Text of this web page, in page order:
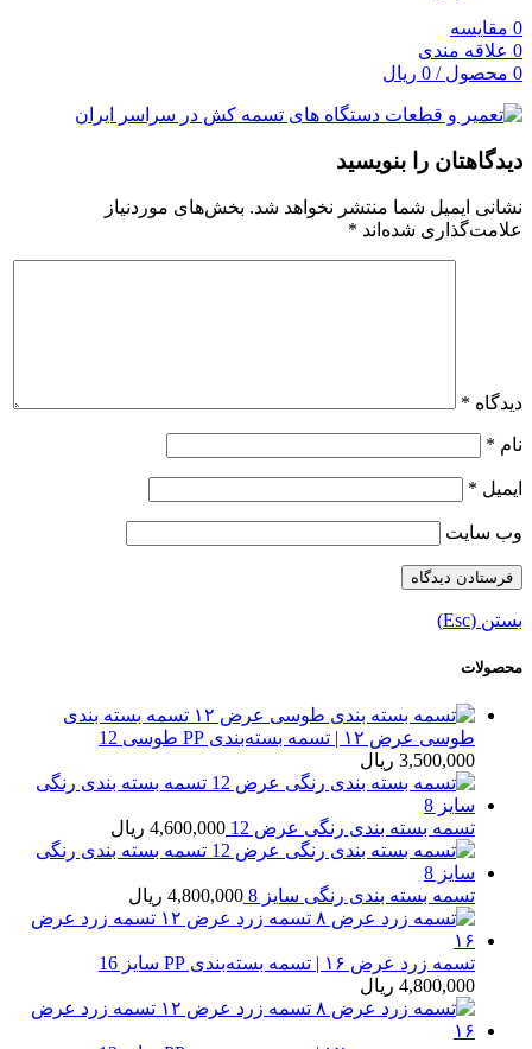
0 مقایسه
0 علاقه مندی
0 محصول /
0 ریال
دیدگاهتان را بنویسید
نشانی ایمیل شما منتشر نخواهد شد. بخش‌های موردنیاز
علامت‌گذاری شده‌اند *
دیدگاه *
نام *
ایمیل *
وب‌ سایت
بستن (Esc)
محصولات
تسمه بسته بندی
طوسی عرض ۱۲ | تسمه بسته‌بندی PP طوسی 12
3,500,000 ریال
تسمه بسته بندی رنگی عرض 12 4,600,000 ریال
تسمه بسته بندی رنگی سایز 8 4,800,000 ریال
تسمه زرد عرض ۱۶ | تسمه بسته‌بندی PP سایز 16
4,800,000 ریال